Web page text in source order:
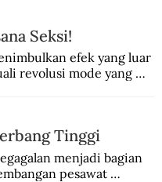
Seksi!
efek yang luar
revolusi mode yang
Tinggi
menjadi bagian
pesawat